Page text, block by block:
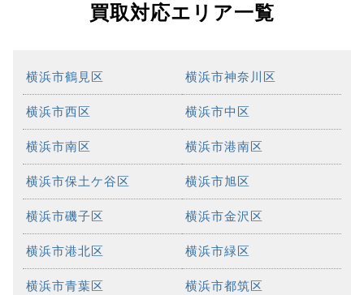
買取対応エリア一覧
横浜市鶴見区 横浜市神奈川区
横浜市西区 横浜市中区
横浜市南区 横浜市港南区
横浜市保土ケ谷区 横浜市旭区
横浜市磯子区 横浜市金沢区
横浜市港北区 横浜市緑区
横浜市青葉区 横浜市都筑区